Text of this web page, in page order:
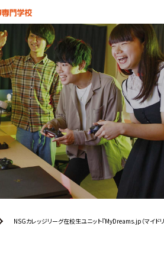
NSGカレッジリーグ在校生ユニット『MyDreams.jp（マイドリ